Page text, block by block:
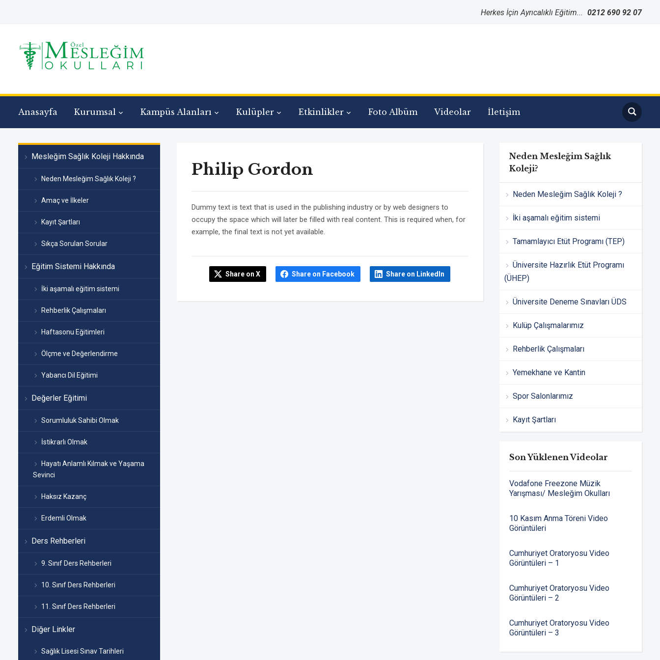
Herkes İçin Ayrıcalıklı Eğitim... 0212 690 92 07
Anasayfa Kurumsal Kampüs Alanları Kulüpler Etkinlikler Foto Albüm Videolar İletişim
Mesleğim Sağlık Koleji Hakkında
Neden Mesleğim Sağlık Koleji ?
Amaç ve İlkeler
Kayıt Şartları
Sıkça Sorulan Sorular
Eğitim Sistemi Hakkında
İki aşamalı eğitim sistemi
Rehberlik Çalışmaları
Haftasonu Eğitimleri
Ölçme ve Değerlendirme
Yabancı Dil Eğitimi
Değerler Eğitimi
Sorumluluk Sahibi Olmak
İstikrarlı Olmak
Hayatı Anlamlı Kılmak ve Yaşama
Sevinci
Haksız Kazanç
Erdemli Olmak
Ders Rehberleri
9. Sınıf Ders Rehberleri
10. Sınıf Ders Rehberleri
11. Sınıf Ders Rehberleri
Diğer Linkler
Sağlık Lisesi Sınav Tarihleri
Philip Gordon
Dummy text is text that is used in the publishing industry or by web designers to
occupy the space which will later be filled with real content. This is required when, for
example, the final text is not yet available.
Share on X Share on Facebook Share on LinkedIn
Neden Mesleğim Sağlık
Koleji?
Neden Mesleğim Sağlık Koleji ?
İki aşamalı eğitim sistemi
Tamamlayıcı Etüt Programı (TEP)
Üniversite Hazırlık Etüt Programı
(ÜHEP)
Üniversite Deneme Sınavları ÜDS
Kulüp Çalışmalarımız
Rehberlik Çalışmaları
Yemekhane ve Kantin
Spor Salonlarımız
Kayıt Şartları
Son Yüklenen Videolar
Vodafone Freezone Müzik
Yarışması/ Mesleğim Okulları
10 Kasım Anma Töreni Video
Görüntüleri
Cumhuriyet Oratoryosu Video
Görüntüleri – 1
Cumhuriyet Oratoryosu Video
Görüntüleri – 2
Cumhuriyet Oratoryosu Video
Görüntüleri – 3